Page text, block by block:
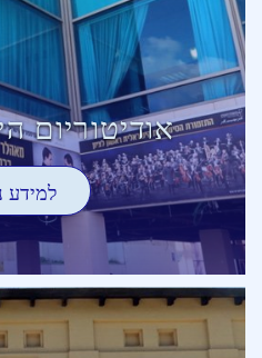
אודיטוריום
למידע